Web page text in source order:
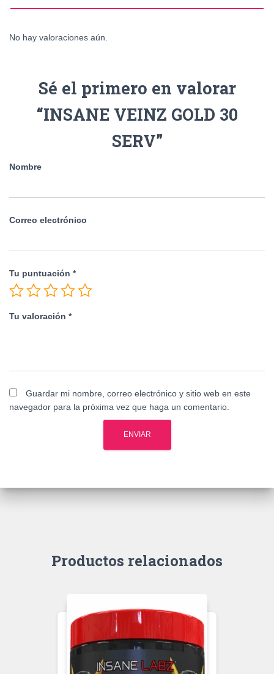
No hay valoraciones aún.
Sé el primero en valorar
“INSANE VEINZ GOLD 30
SERV”
Nombre
Correo electrónico
Tu puntuación *
Tu valoración *
Guardar mi nombre, correo electrónico y sitio web en este
navegador para la próxima vez que haga un comentario.
Productos relacionados